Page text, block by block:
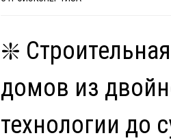
❇️
домов из
технологии до